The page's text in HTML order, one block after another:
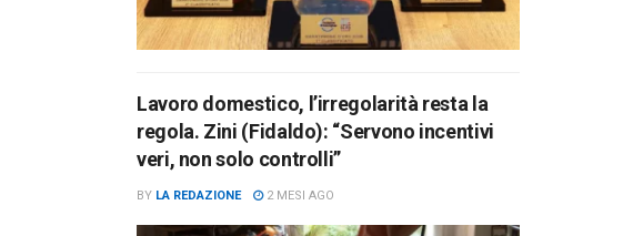
Lavoro domestico, l’irregolarità resta la
regola. Zini (Fidaldo): “Servono incentivi
veri, non solo controlli”
BY LA REDAZIONE 2 MESI AGO